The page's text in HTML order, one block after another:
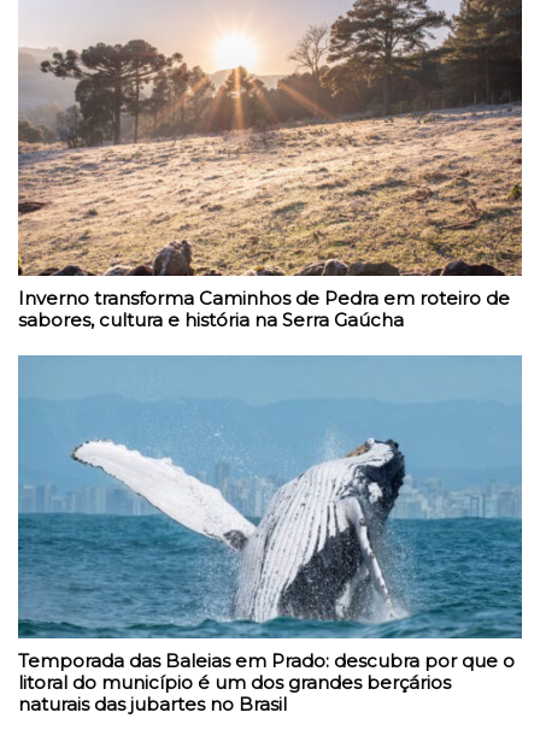
Inverno transforma Caminhos de Pedra em roteiro de
sabores, cultura e história na Serra Gaúcha
Temporada das Baleias em Prado: descubra por que o
litoral do município é um dos grandes berçários
naturais das jubartes no Brasil